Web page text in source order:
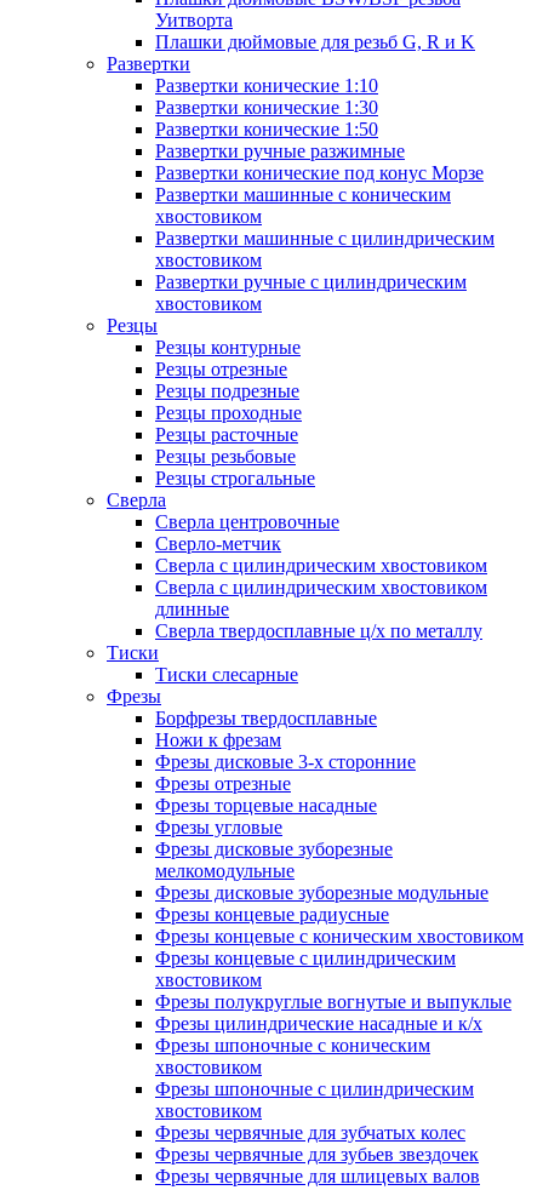
Уитворта
Плашки дюймовые для резьб G, R и K
Развертки
Развертки конические 1:10
Развертки конические 1:30
Развертки конические 1:50
Развертки ручные разжимные
Развертки конические под конус Морзе
Развертки машинные с коническим
хвостовиком
Развертки машинные с цилиндрическим
хвостовиком
Развертки ручные с цилиндрическим
хвостовиком
Резцы
Резцы контурные
Резцы отрезные
Резцы подрезные
Резцы проходные
Резцы расточные
Резцы резьбовые
Резцы строгальные
Сверла
Сверла центровочные
Сверло-метчик
Сверла с цилиндрическим хвостовиком
Сверла с цилиндрическим хвостовиком
длинные
Сверла твердосплавные ц/х по металлу
Тиски
Тиски слесарные
Фрезы
Борфрезы твердосплавные
Ножи к фрезам
Фрезы дисковые 3-х сторонние
Фрезы отрезные
Фрезы торцевые насадные
Фрезы угловые
Фрезы дисковые зуборезные
мелкомодульные
Фрезы дисковые зуборезные модульные
Фрезы концевые радиусные
Фрезы концевые с коническим хвостовиком
Фрезы концевые с цилиндрическим
хвостовиком
Фрезы полукруглые вогнутые и выпуклые
Фрезы цилиндрические насадные и к/х
Фрезы шпоночные с коническим
хвостовиком
Фрезы шпоночные с цилиндрическим
хвостовиком
Фрезы червячные для зубчатых колес
Фрезы червячные для зубьев звездочек
Фрезы червячные для шлицевых валов